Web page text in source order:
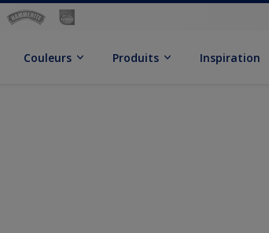
Couleurs Produits Inspiration